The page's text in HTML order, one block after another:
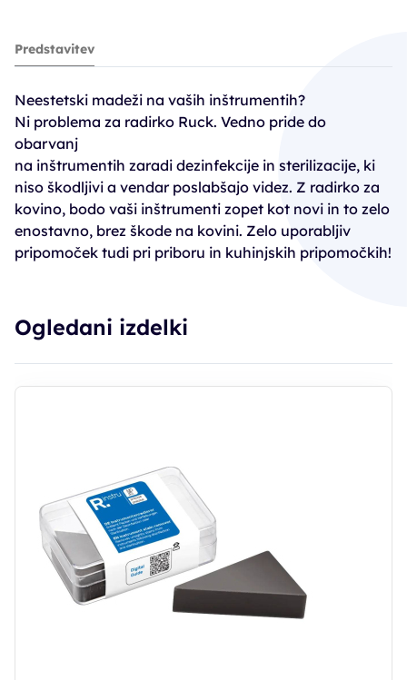
Ruck radirka za kovinske inštrumente
10,89€
Predstavitev
Neestetski madeži na vaših inštrumentih?
Ni problema za radirko Ruck. Vedno pride do
obarvanj
na inštrumentih zaradi dezinfekcije in sterilizacije, ki
niso škodljivi a vendar poslabšajo videz. Z radirko za
kovino, bodo vaši inštrumenti zopet kot novi in to zelo
enostavno, brez škode na kovini. Zelo uporabljiv
pripomoček tudi pri priboru in kuhinjskih pripomočkih!
Ogledani izdelki